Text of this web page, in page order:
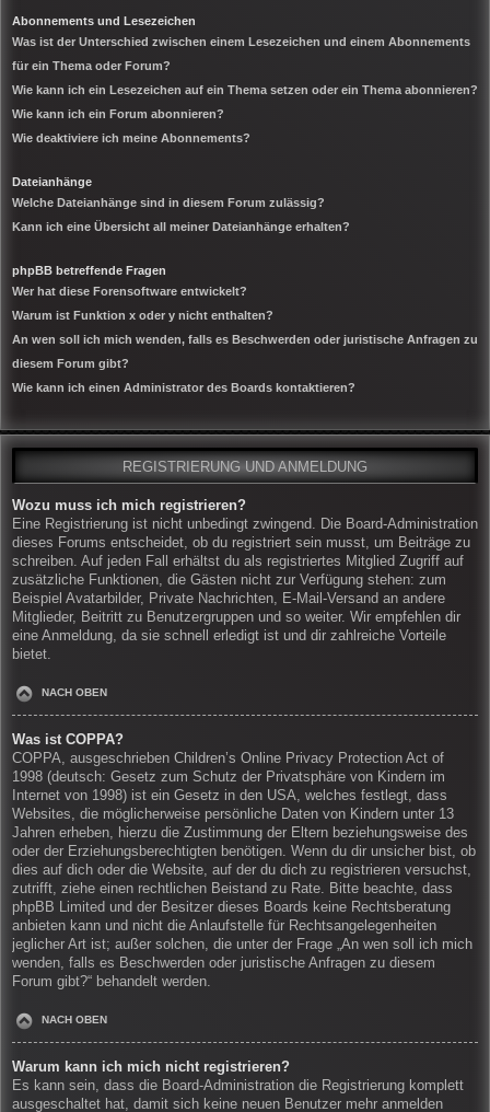
Abonnements und Lesezeichen
Was ist der Unterschied zwischen einem Lesezeichen und einem Abonnements
für ein Thema oder Forum?
Wie kann ich ein Lesezeichen auf ein Thema setzen oder ein Thema abonnieren?
Wie kann ich ein Forum abonnieren?
Wie deaktiviere ich meine Abonnements?
Dateianhänge
Welche Dateianhänge sind in diesem Forum zulässig?
Kann ich eine Übersicht all meiner Dateianhänge erhalten?
phpBB betreffende Fragen
Wer hat diese Forensoftware entwickelt?
Warum ist Funktion x oder y nicht enthalten?
An wen soll ich mich wenden, falls es Beschwerden oder juristische Anfragen zu
diesem Forum gibt?
Wie kann ich einen Administrator des Boards kontaktieren?
REGISTRIERUNG UND ANMELDUNG
Wozu muss ich mich registrieren?
Eine Registrierung ist nicht unbedingt zwingend. Die Board-Administration
dieses Forums entscheidet, ob du registriert sein musst, um Beiträge zu
schreiben. Auf jeden Fall erhältst du als registriertes Mitglied Zugriff auf
zusätzliche Funktionen, die Gästen nicht zur Verfügung stehen: zum
Beispiel Avatarbilder, Private Nachrichten, E-Mail-Versand an andere
Mitglieder, Beitritt zu Benutzergruppen und so weiter. Wir empfehlen dir
eine Anmeldung, da sie schnell erledigt ist und dir zahlreiche Vorteile
bietet.
NACH OBEN
Was ist COPPA?
COPPA, ausgeschrieben Children’s Online Privacy Protection Act of
1998 (deutsch: Gesetz zum Schutz der Privatsphäre von Kindern im
Internet von 1998) ist ein Gesetz in den USA, welches festlegt, dass
Websites, die möglicherweise persönliche Daten von Kindern unter 13
Jahren erheben, hierzu die Zustimmung der Eltern beziehungsweise des
oder der Erziehungsberechtigten benötigen. Wenn du dir unsicher bist, ob
dies auf dich oder die Website, auf der du dich zu registrieren versuchst,
zutrifft, ziehe einen rechtlichen Beistand zu Rate. Bitte beachte, dass
phpBB Limited und der Besitzer dieses Boards keine Rechtsberatung
anbieten kann und nicht die Anlaufstelle für Rechtsangelegenheiten
jeglicher Art ist; außer solchen, die unter der Frage „An wen soll ich mich
wenden, falls es Beschwerden oder juristische Anfragen zu diesem
Forum gibt?“ behandelt werden.
NACH OBEN
Warum kann ich mich nicht registrieren?
Es kann sein, dass die Board-Administration die Registrierung komplett
ausgeschaltet hat, damit sich keine neuen Benutzer mehr anmelden